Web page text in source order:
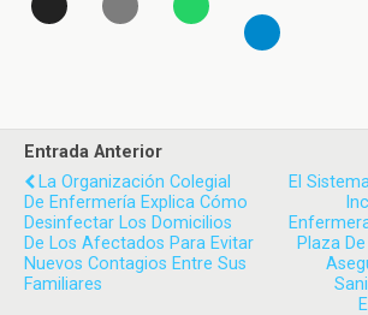
Entrada Anterior
La Organización Colegial
De Enfermería Explica Cómo
Desinfectar Los Domicilios
De Los Afectados Para Evitar
Nuevos Contagios Entre Sus
Familiares
El
Plaza